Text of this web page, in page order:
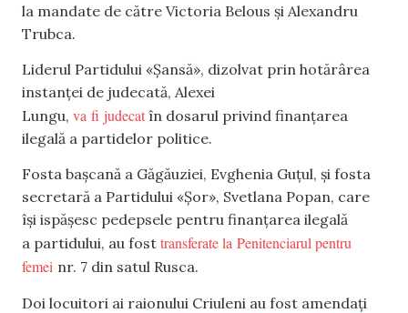
la mandate de către Victoria Belous și Alexandru
Trubca.
Liderul Partidului «Șansă», dizolvat prin hotărârea
instanței de judecată, Alexei
Lungu, va fi judecat în dosarul privind finanțarea
ilegală a partidelor politice.
Fosta bașcană a Găgăuziei, Evghenia Guțul, și fosta
secretară a Partidului «Șor», Svetlana Popan, care
își ispășesc pedepsele pentru finanțarea ilegală
a partidului, au fost transferate la Penitenciarul pentru
femei nr. 7 din satul Rusca.
Doi locuitori ai raionului Criuleni au fost amendați